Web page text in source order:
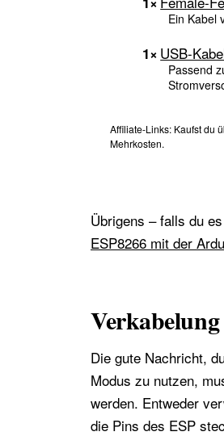
Ein Kabel
1× USB-
Passend
Affiliate-Links: Kaufst du
Mehrkosten.
Übrigens – falls du
ESP8266 mit der
Die gute Nachricht,
Modus zu nutzen,
werden. Entweder
die Pins des ESP